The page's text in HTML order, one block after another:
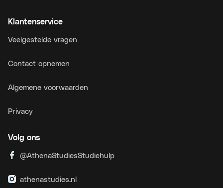
Klantenservice
Veelgestelde vragen
Contact opnemen
Algemene voorwaarden
Privacy
Volg ons
@AthenaStudiesStudiehulp
athenastudies.nl